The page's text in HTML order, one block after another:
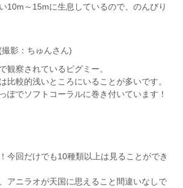
10m～15mに生息しているので、のんびり
影：ちゅんさん)
観察されているピグミー。
比較的浅いところにいることが多いです。
ぽでソフトコーラルに巻き付いています！
今回だけでも10種類以上は見ることができ
アニラオが天国に思えること間違いなしで